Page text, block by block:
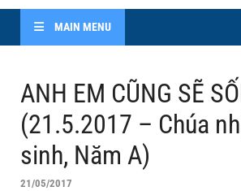
MAIN MENU
ANH EM CŨNG SẼ
(21.5.2017 – Chúa
sinh, Năm A)
21/05/2017